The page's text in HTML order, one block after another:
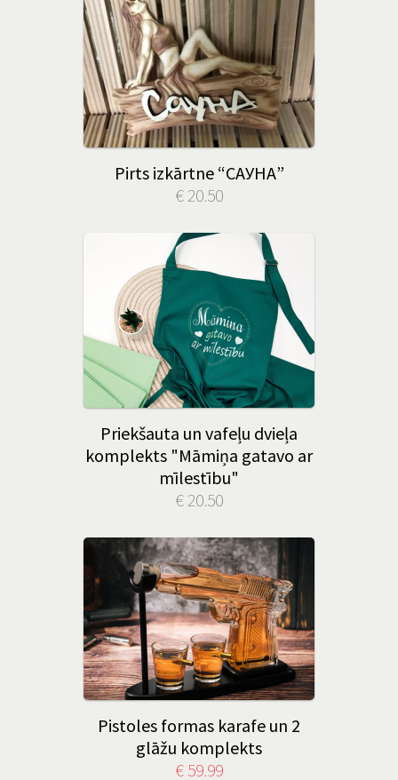
Pirts izkārtne “САУНА”
€ 20.50
Priekšauta un vafeļu dvieļa
komplekts "Māmiņa gatavo ar
mīlestību"
€ 20.50
Pistoles formas karafe un 2
glāžu komplekts
€ 59.99